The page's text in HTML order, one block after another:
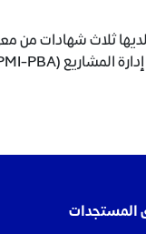
ثلاث شهادات من
المستجدات